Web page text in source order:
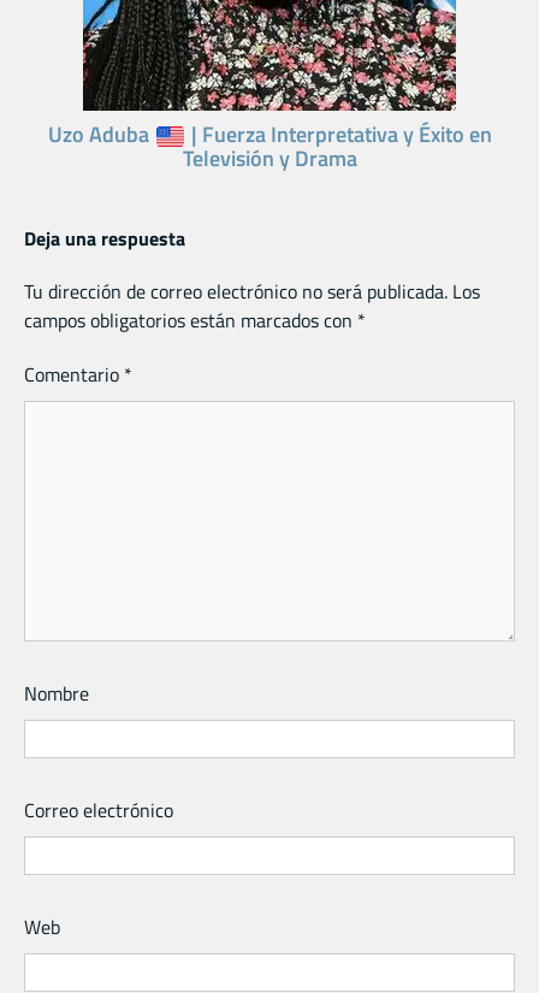
Uzo Aduba | Fuerza Interpretativa y Éxito en
Televisión y Drama
Deja una respuesta
Tu dirección de correo electrónico no será publicada. Los
campos obligatorios están marcados con *
Comentario *
Nombre
Correo electrónico
Web